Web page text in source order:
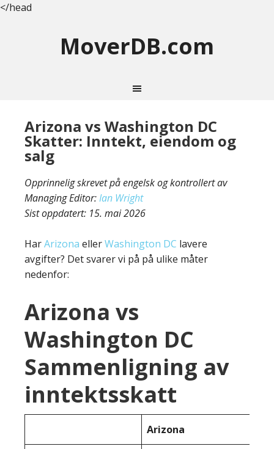
</head
MoverDB.com
Arizona vs Washington DC
Skatter: Inntekt, eiendom og
salg
Opprinnelig skrevet på engelsk og kontrollert av
Managing Editor:Ian Wright
Sist oppdatert: 15. mai 2026
HarArizona ellerWashington DC lavere
avgifter? Det svarer vi på på ulike måter
nedenfor:
Arizona vs
Washington DC
Sammenligning av
inntektsskatt
Arizona